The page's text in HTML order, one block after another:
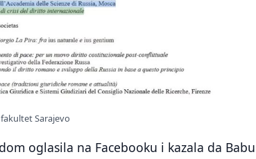
Sarajevo
oglasila na Facebooku i kazala da